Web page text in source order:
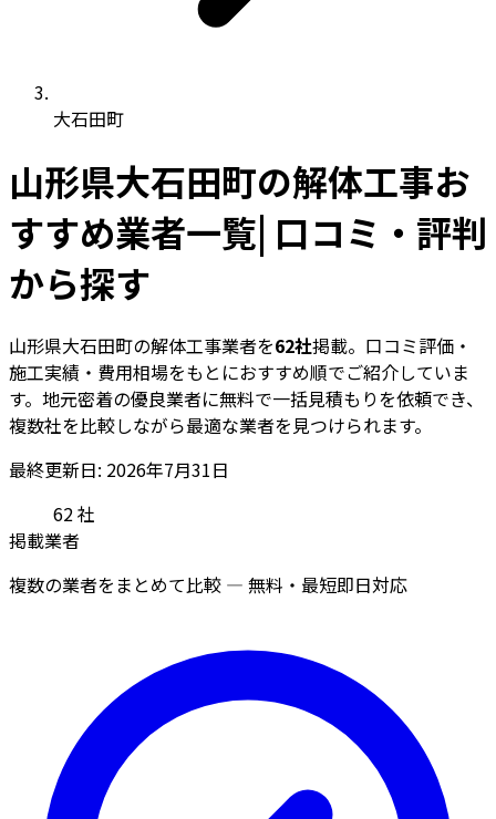
大石田町
山形県大石田町の解体工事お
すすめ業者一覧| 口コミ・評判
から探す
山形県大石田町の解体工事業者を62社掲載。口コミ評価・
施工実績・費用相場をもとにおすすめ順でご紹介していま
す。地元密着の優良業者に無料で一括見積もりを依頼でき、
複数社を比較しながら最適な業者を見つけられます。
最終更新日: 2026年7月31日
62社
掲載業者
複数の業者をまとめて比較 — 無料・最短即日対応